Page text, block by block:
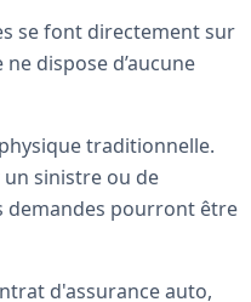
se font directement sur
dispose d’aucune
traditionnelle.
sinistre ou de
demandes pourront être
d'assurance auto,